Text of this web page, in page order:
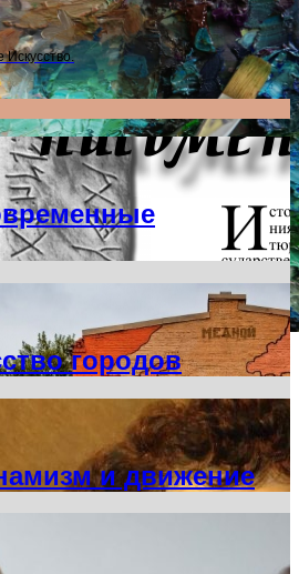
городов
и движение